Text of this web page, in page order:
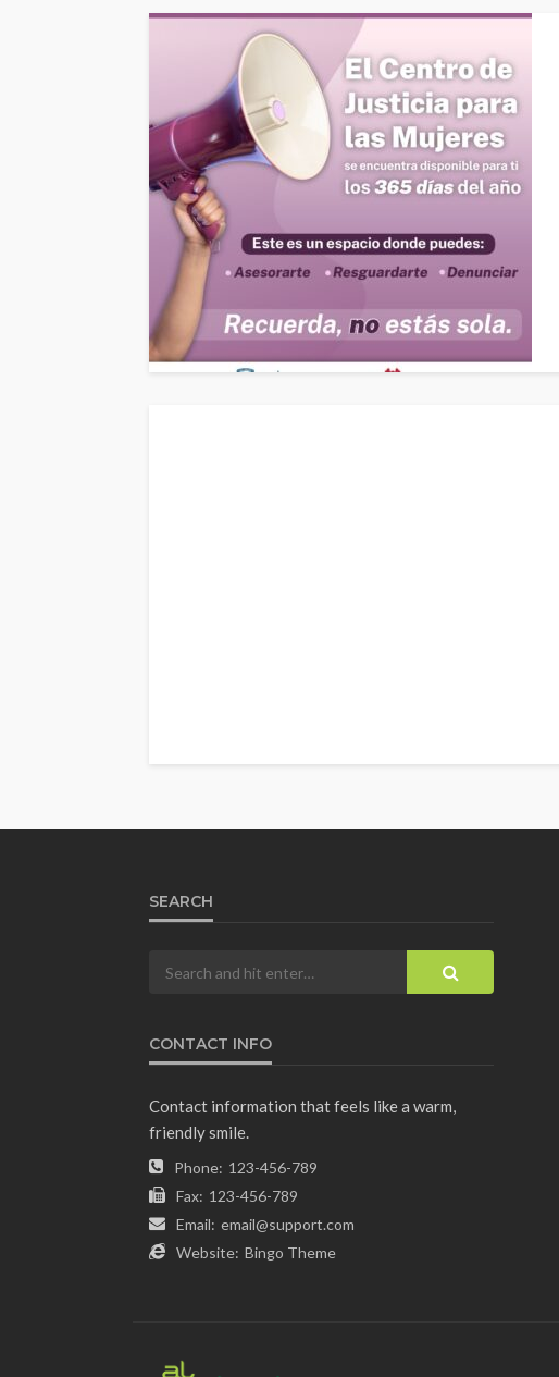
SEARCH
CONTACT INFO
Contact information that feels like a warm,
friendly smile.
Phone: 123-456-789
Fax: 123-456-789
Email: email@support.com
Website: Bingo Theme